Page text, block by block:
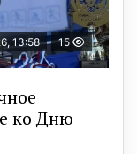
13:58 15
ко Дню